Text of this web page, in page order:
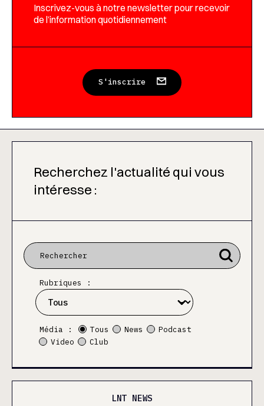
Inscrivez-vous à notre newsletter pour recevoir
de l’information quotidiennement
S'inscrire
Recherchez l'actualité qui vous
intéresse :
Rubriques :
Média : Tous News
Podcast
Video
Club
LNT NEWS